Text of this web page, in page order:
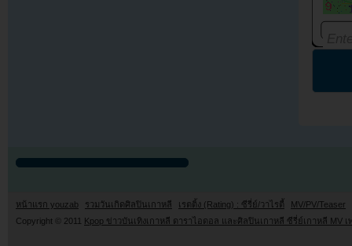
หน้าแรก youzab รวมวันเกิดศิลปินเกาหลี เรตติ้ง (Rating) : ซีรี่ย์/วาไรตี้
MV/PV/Teaser
Copyright © 2011 Kpop ข่าวบันเทิงเกาหลี ดาราไอดอล และศิลปินเกาหลี ซีรี่ย์เกาหลี MV